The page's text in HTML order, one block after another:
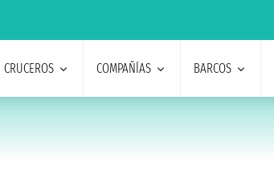
CRUCEROS COMPAÑÍAS BARCOS